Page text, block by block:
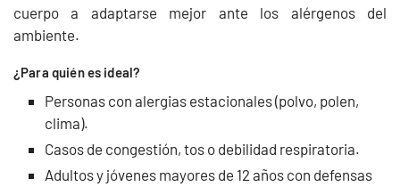
cuerpo a adaptarse mejor ante los alérgenos del
ambiente.
¿Para quién es ideal?
Personas con alergias estacionales (polvo, polen,
clima).
Casos de congestión, tos o debilidad respiratoria.
Adultos y jóvenes mayores de 12 años con defensas